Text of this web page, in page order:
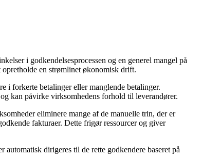
i godkendelsesprocessen og en generel mangel på
en strømlinet økonomisk drift.
i forkerte betalinger eller manglende betalinger.
kan påvirke virksomhedens forhold til leverandører.
eliminere mange af de manuelle trin, der er
fakturaer. Dette frigør ressourcer og giver
dirigeres til de rette godkendere baseret på